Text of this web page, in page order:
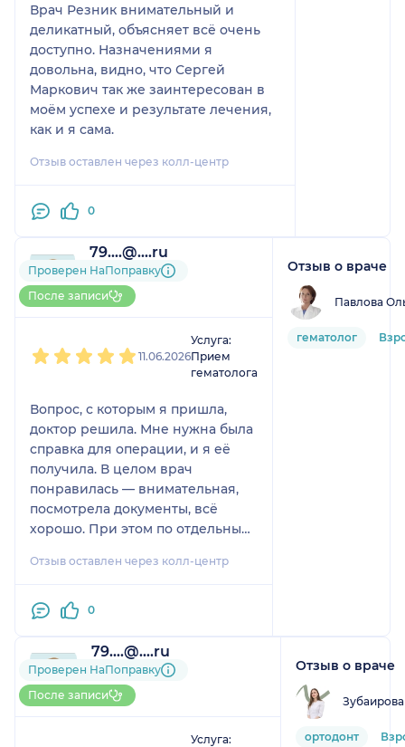
Врач Резник внимательный и
деликатный, объясняет всё очень
доступно. Назначениями я
довольна, видно, что Сергей
Маркович так же заинтересован в
моём успехе и результате лечения,
как и я сама.
Отзыв оставлен через колл-центр
0
79....@....ru
1 отзыв
До 5 записей через
НаПоправку
Проверен НаПоправку
После записи
11.06.2026
Услуга:
Прием
гематолога
Вопрос, с которым я пришла,
доктор решила. Мне нужна была
справка для операции, и я её
получила. В целом врач
понравилась — внимательная,
посмотрела документы, всё
хорошо. При этом по отдельным
небольшие сомнения, потому
знаю своё заболевание.
Отзыв оставлен через колл-центр
0
Отзыв о враче
Павлова
гематолог
79....@....ru
2 отзыва
До 5 записей через
НаПоправку
Проверен НаПоправку
После записи
Услуга:
Отзыв о враче
ортодонт